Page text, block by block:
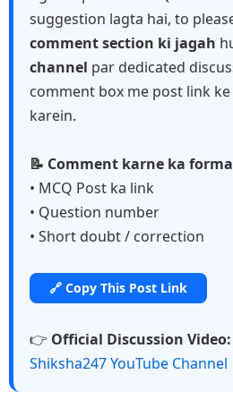
suggestion lagta hai, to
comment section ki jagah
channel par dedicated
comment box me post link
karein.
📝 Comment karne ka
• MCQ Post ka link
• Question number
• Short doubt / correction
🔗 Copy This Post Link
👉 Official Discussion Video:
Shiksha247 YouTube Channel